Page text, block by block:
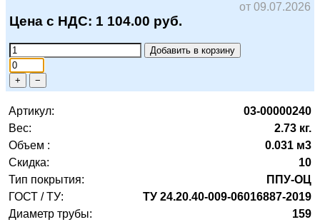
от 09.07.2026
Цена с НДС: 1 104.00 руб.
Добавить в корзину
+ −
Артикул:
03-00000240
Вес:
2.73 кг.
Объем :
0.031 м3
Скидка:
10
Тип покрытия:
ППУ-ОЦ
ГОСТ / ТУ:
ТУ 24.20.40-009-06016887-2019
Диаметр трубы:
159